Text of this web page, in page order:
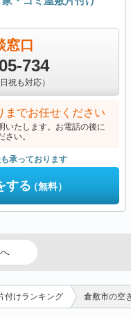
窓口
734
祝も対応）
までお任せください
いたします。お電話の後に
い。
承っております
する（無料）
付けランキング 倉敷市の空